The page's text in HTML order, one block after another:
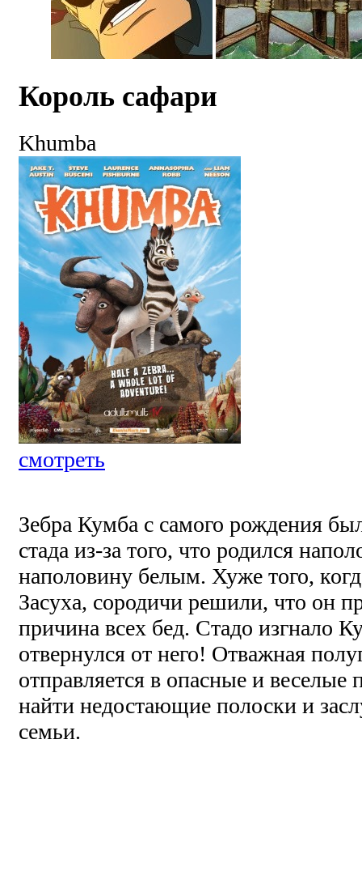
Король сафари
Khumba
смотреть
Зебра Кумба с самого рождения
стада из-за того, что родился
наполовину белым. Хуже того,
Засуха, сородичи решили, что он
причина всех бед. Стадо изгнало
отвернулся от него! Отважная
отправляется в опасные и
найти недостающие полоски и
семьи.